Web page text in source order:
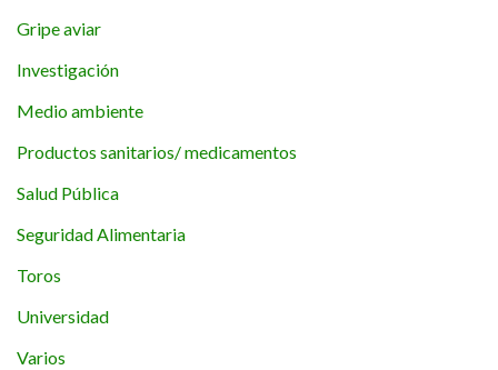
Gripe aviar
Investigación
Medio ambiente
Productos sanitarios/ medicamentos
Salud Pública
Seguridad Alimentaria
Toros
Universidad
Varios